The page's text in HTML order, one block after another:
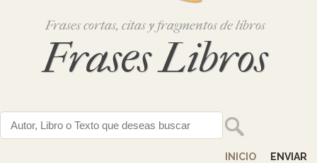
Frases cortas, citas y fragmentos de libros
Frases Libros
INICIO
ENVIAR